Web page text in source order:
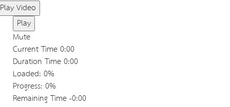
Play Video
Play
Mute
Current Time0:00
Duration Time0:00
Loaded: 0%
Progress: 0%
Remaining Time-0:00